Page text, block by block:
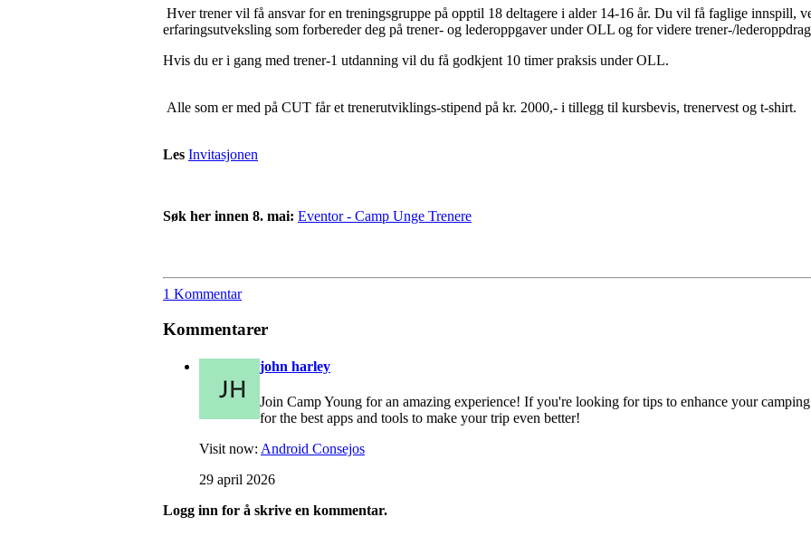
Hver trener vil få ansvar for en treningsgruppe på opptil 18 deltagere i alder 14-16 år. Du vil få faglige innspill,
erfaringsutveksling som forbereder deg på trener- og lederoppgaver under OLL og for videre trener-/
Hvis du er i gang med trener-1 utdanning vil du få godkjent 10 timer praksis under OLL.
Alle som er med på CUT får et trenerutviklings-stipend på kr. 2000,- i tillegg til kursbevis, trenervest og t-shirt.
Les Invitasjonen
Søk her innen 8. mai: Eventor - Camp Unge Trenere
1 Kommentar
Kommentarer
john harley
Join Camp Young for an amazing experience! If you're looking for tips to enhance your
for the best apps and tools to make your trip even better!
Visit now: Android Consejos
29 april 2026
Logg inn for å skrive en kommentar.